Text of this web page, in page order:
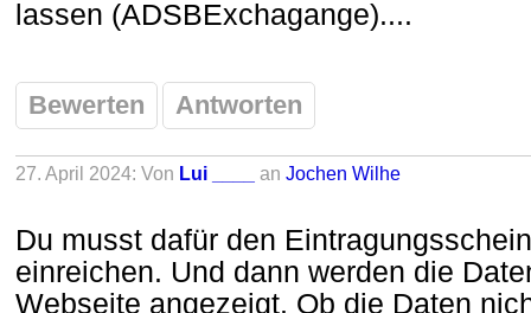
lassen (ADSBExchagange)....
Bewerten Antworten
27. April 2024: Von Lui ____ an Jochen Wilhe
Du musst dafür den
einreichen. Und dann werden die
Webseite angezeigt. Ob die Daten